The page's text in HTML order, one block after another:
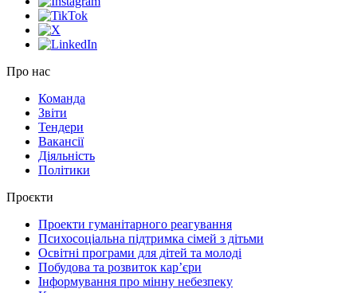
Про нас
Команда
Звіти
Тендери
Вакансії
Діяльність
Політики
Проєкти
Проекти гуманітарного реагування
Психосоціальна підтримка сімей з дітьми
Освітні програми для дітей та молоді
Побудова та розвиток кар’єри
Інформування про мінну небезпеку